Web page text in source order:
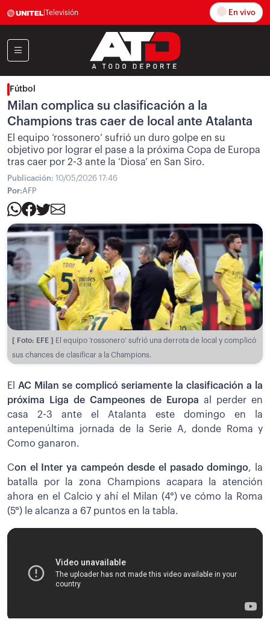
Televisión En vivo
Fútbol
Milan complica su clasificación a la
Champions tras caer de local ante Atalanta
El equipo ‘rossonero’ sufrió un duro golpe en su
objetivo por lograr el pase a la próxima Copa de Europa
tras caer por 2-3 ante la ‘Diosa’ en San Siro.
Publicación: 10/05/2026 17:46
Por:AFP
[ Foto: EFE ]
El equipo ‘rossonero’ sufrió una derrota de local y complicó
sus chances de clasificar a la Champions.
El AC Milan se complicó seriamente la clasificación a la
próxima Liga de Campeones de Europa al perder en
casa 2-3 ante el Atalanta este domingo en la
antepenúltima jornada de la Serie A, donde Roma y
Como ganaron.
Con el Inter ya campeón desde el pasado domingo, la
batalla por la zona Champions acapara la atención
ahora en el Calcio y ahí el Milan (4°) ve cómo la Roma
(5°) le alcanza a 67 puntos en la tabla.